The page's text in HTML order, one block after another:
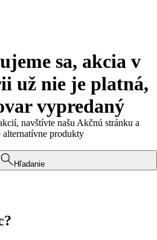
sa, akcia v
už nie je platná,
vypredaný
navštívte našu Akčnú stránku a
produkty
Hľadanie